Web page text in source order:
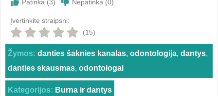
Patinka (3) Nepatinka (0)
Įvertinkite straipsni:
(15)
Žymos: danties šaknies kanalas, odontologija, dantys,
danties skausmas, odontologai
Kategorijos: Burna ir dantys